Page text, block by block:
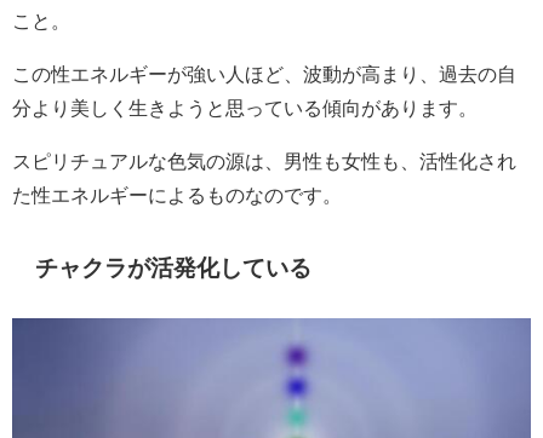
こと。
この性エネルギーが強い人ほど、波動が高まり、過去の自
分より美しく生きようと思っている傾向があります。
スピリチュアルな色気の源は、男性も女性も、活性化され
た性エネルギーによるものなのです。
チャクラが活発化している